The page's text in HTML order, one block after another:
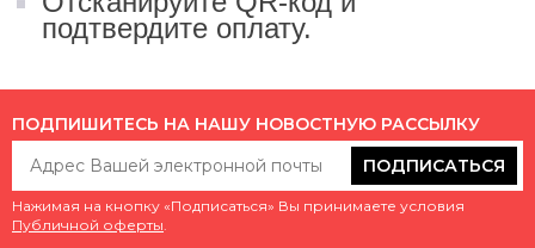
подтвердите оплату.
ПОДПИШИТЕСЬ НА НАШУ НОВОСТНУЮ РАССЫЛКУ
ПОДПИСАТЬСЯ
Нажимая на кнопку «Подписаться» Вы принимаете условия
Публичной оферты.